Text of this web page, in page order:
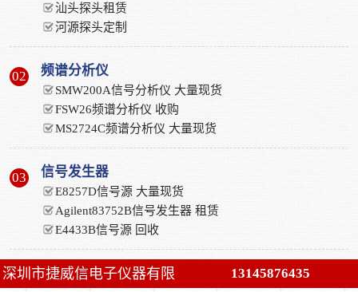
汕头探头租赁
河源探头定制
02 频谱分析仪
SMW200A信号分析仪 大量现货
FSW26频谱分析仪 收购
MS2724C频谱分析仪 大量现货
03 信号发生器
E8257D信号源 大量现货
Agilent83752B信号发生器 租赁
E4433B信号源 回收
深圳市捷威信电子仪器有限
13145876435